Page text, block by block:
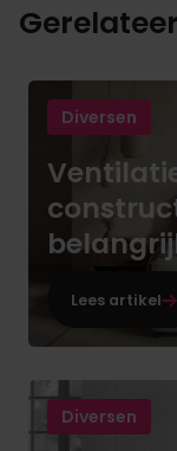
Diversen
Lees artikel
Diversen